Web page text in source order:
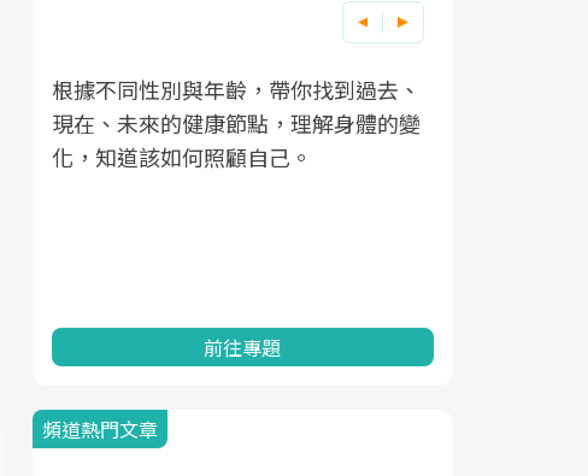
根據不同性別與年齡，帶你找到過去、
現在、未來的健康節點，理解身體的變
化，知道該如何照顧自己。
前往專題
頻道熱門文章